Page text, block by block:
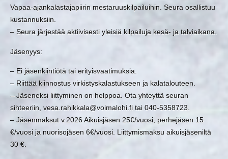
Vapaa-ajankalastajapiirin mestaruuskilpailuihin. Seura osallistuu
kustannuksiin.
– Seura järjestää aktiivisesti yleisiä kilpailuja kesä- ja talviaikana.
Jäsenyys:
– Ei jäsenkiintiötä tai erityisvaatimuksia.
– Riittää kiinnostus virkistyskalastukseen ja kalatalouteen.
– Jäseneksi liittyminen on helppoa. Ota yhteyttä seuran
sihteeriin, vesa.rahikkala@voimalohi.fi tai 040-5358723.
– Jäsenmaksut v.2026 Aikuisjäsen 25€/vuosi, perhejäsen 15
€/vuosi ja nuorisojäsen 6€/vuosi. Liittymismaksu aikuisjäseniltä
30 €.